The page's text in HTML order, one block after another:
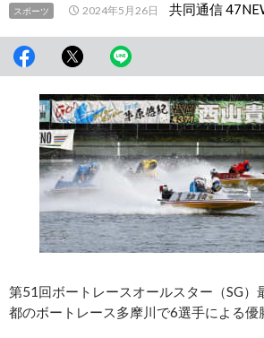
スポーツ 2024年5月26日 共同通信
第51回ボートレースオールスター（SG）
都のボートレース多摩川で6選手による